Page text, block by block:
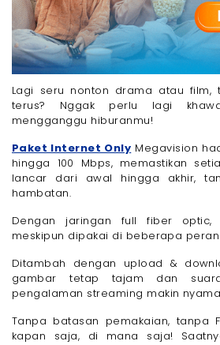
Lagi seru nonton drama atau
terus? Nggak perlu lagi
mengganggu hiburanmu!
Paket Internet Only Megavision
hingga 100 Mbps, memastikan
lancar dari awal hingga akhir,
hambatan.
Dengan jaringan full fiber optic,
meskipun dipakai di beberapa
Ditambah dengan upload &
gambar tetap tajam dan
pengalaman streaming makin
Tanpa batasan pemakaian, tanpa
kapan saja, di mana saja!